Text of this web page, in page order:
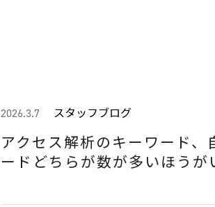
2026.3.7 スタッフブログ
アクセス解析のキーワード
ードどちらが数が多いほうが